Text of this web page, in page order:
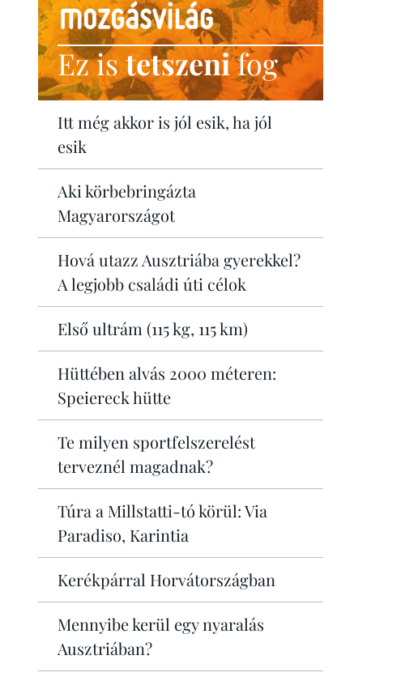
Ez istetszenifog
Itt még akkor is jól esik, ha jól
esik
Aki körbebringázta
Magyarországot
Hová utazz Ausztriába gyerekkel?
A legjobb családi úti célok
Első ultrám (115 kg, 115 km)
Hüttében alvás 2000 méteren:
Speiereck hütte
Te milyen sportfelszerelést
terveznél magadnak?
Túra a Millstatti-tó körül: Via
Paradiso, Karintia
Kerékpárral Horvátországban
Mennyibe kerül egy nyaralás
Ausztriában?